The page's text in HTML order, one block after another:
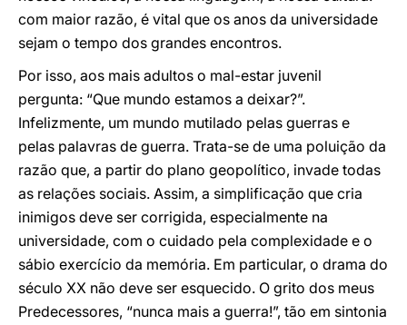
com maior razão, é vital que os anos da universidade
sejam o tempo dos grandes encontros.
Por isso, aos mais adultos o mal-estar juvenil
pergunta: “Que mundo estamos a deixar?”.
Infelizmente, um mundo mutilado pelas guerras e
pelas palavras de guerra. Trata-se de uma poluição da
razão que, a partir do plano geopolítico, invade todas
as relações sociais. Assim, a simplificação que cria
inimigos deve ser corrigida, especialmente na
universidade, com o cuidado pela complexidade e o
sábio exercício da memória. Em particular, o drama do
século XX não deve ser esquecido. O grito dos meus
Predecessores, “nunca mais a guerra!”, tão em sintonia